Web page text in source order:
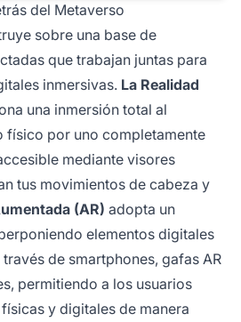
del Metaverso
sobre una base de
que trabajan juntas para
inmersivas. La Realidad
una inmersión total al
físico por uno completamente
mediante visores
tus movimientos de cabeza y
(AR) adopta un
elementos digitales
de smartphones, gafas AR
permitiendo a los usuarios
y digitales de manera